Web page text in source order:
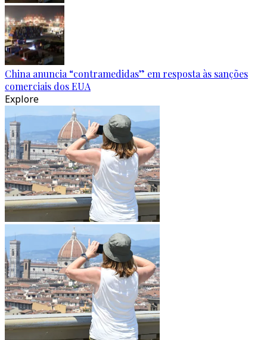
China anuncia “contramedidas” em resposta às sanções
comerciais dos EUA
Explore